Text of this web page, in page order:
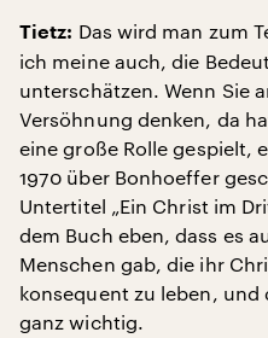
Tietz: Das wird man zum
ich meine auch, die
unterschätzen. Wenn Sie
Versöhnung denken, da
eine große Rolle gespielt,
1970 über Bonhoeffer
Untertitel „Ein Christ im
dem Buch eben, dass es
Menschen gab, die ihr
konsequent zu leben, und
ganz wichtig.